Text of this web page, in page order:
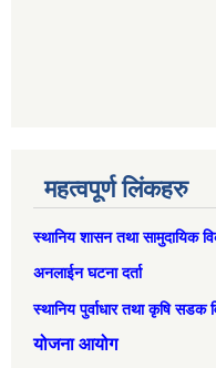
महत्वपूर्ण लिंकहरु
स्थानिय शासन तथा सामुदायिक
अनलाईन घटना दर्ता
स्थानिय पुर्वाधार तथा कृषि सडक
योजना आयोग